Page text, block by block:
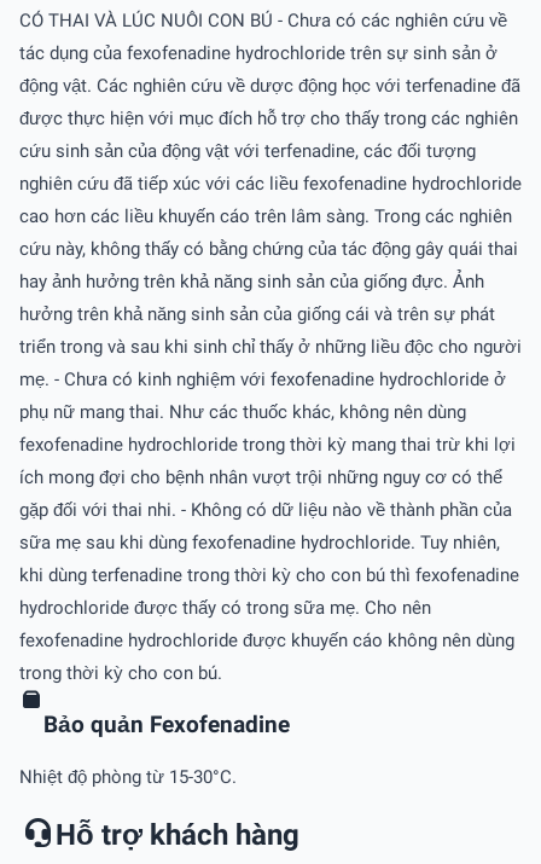
CÓ THAI VÀ LÚC NUÔI CON BÚ - Chưa có các nghiên cứu về
tác dụng của fexofenadine hydrochloride trên sự sinh sản ở
động vật. Các nghiên cứu về dược động học với terfenadine đã
được thực hiện với mục đích hỗ trợ cho thấy trong các nghiên
cứu sinh sản của động vật với terfenadine, các đối tượng
nghiên cứu đã tiếp xúc với các liều fexofenadine hydrochloride
cao hơn các liều khuyến cáo trên lâm sàng. Trong các nghiên
cứu này, không thấy có bằng chứng của tác động gây quái thai
hay ảnh hưởng trên khả năng sinh sản của giống đực. Ảnh
hưởng trên khả năng sinh sản của giống cái và trên sự phát
triển trong và sau khi sinh chỉ thấy ở những liều độc cho người
mẹ. - Chưa có kinh nghiệm với fexofenadine hydrochloride ở
phụ nữ mang thai. Như các thuốc khác, không nên dùng
fexofenadine hydrochloride trong thời kỳ mang thai trừ khi lợi
ích mong đợi cho bệnh nhân vượt trội những nguy cơ có thể
gặp đối với thai nhi. - Không có dữ liệu nào về thành phần của
sữa mẹ sau khi dùng fexofenadine hydrochloride. Tuy nhiên,
khi dùng terfenadine trong thời kỳ cho con bú thì fexofenadine
hydrochloride được thấy có trong sữa mẹ. Cho nên
fexofenadine hydrochloride được khuyến cáo không nên dùng
trong thời kỳ cho con bú.
Bảo quản Fexofenadine
Nhiệt độ phòng từ 15-30°C.
Hỗ trợ khách hàng